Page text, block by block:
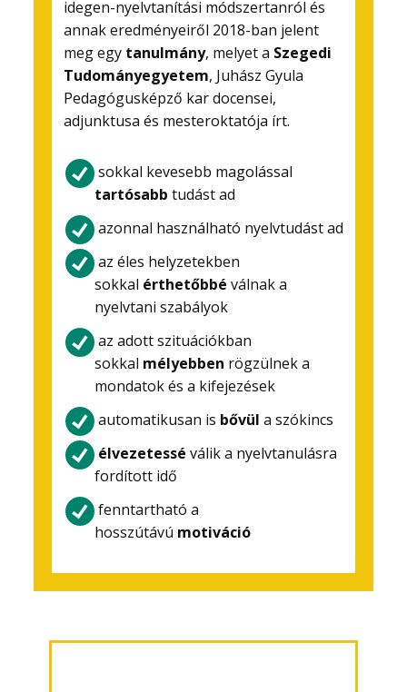
idegen-nyelvtanítási módszertanról és
annak eredményeiről 2018-ban jelent
meg egy tanulmány, melyet a Szegedi
Tudományegyetem, Juhász Gyula
Pedagógusképző kar docensei,
adjunktusa és mesteroktatója írt.
sokkal kevesebb magolással
tartósabb tudást ad
azonnal használható nyelvtudást ad
az éles helyzetekben
sokkal érthetőbbé válnak a
nyelvtani szabályok
az adott szituációkban
sokkal mélyebben rögzülnek a
mondatok és a kifejezések
automatikusan is bővül a szókincs
élvezetessé válik a nyelvtanulásra
fordított idő
fenntartható a
hosszútávú motiváció